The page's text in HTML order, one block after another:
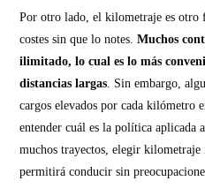
Por otro lado, el kilometraje es otro
costes sin que lo notes.Muchos
ilimitado, lo cual es lo más
distancias largas. Sin embargo,
cargos elevados por cada kilómetro
entender cuál es la política aplicada
muchos trayectos, elegir
permitirá conducir sin